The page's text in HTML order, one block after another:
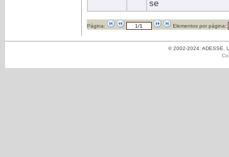
se
Página: Elementos por página:
© 2002-2024: ADESSE.